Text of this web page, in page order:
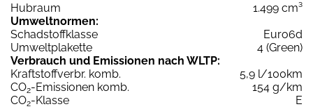
Hubraum
1.499 cm³
Umweltnormen:
Schadstoffklasse
Euro6d
Umweltplakette
4 (Green)
Verbrauch und Emissionen nach WLTP:
Kraftstoffverbr. komb.
5,9 l/100km
CO2-Emissionen komb.
154 g/km
CO2-Klasse
E